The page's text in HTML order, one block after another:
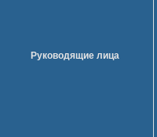
Руководящие лица